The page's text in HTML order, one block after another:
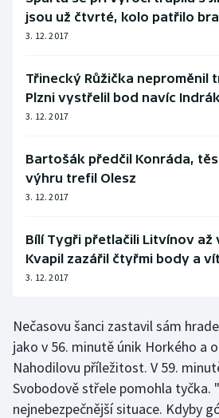
jsou už čtvrté, kolo patřilo
3. 12. 2017
Třinecký Růžička neproměnil
Plzni vystřelil bod navíc Indrák
3. 12. 2017
Bartošák předčil Konráda,
výhru trefil Olesz
3. 12. 2017
Bílí Tygři přetlačili Litvínov až
Kvapil zazářil čtyřmi body a
3. 12. 2017
Nečasovu šanci zastavil sám
jako v 56. minutě únik Horkého a
Nahodilovu příležitost. V 59.
Svobodově střele pomohla tyčka.
nejnebezpečnější situace. Kdyby